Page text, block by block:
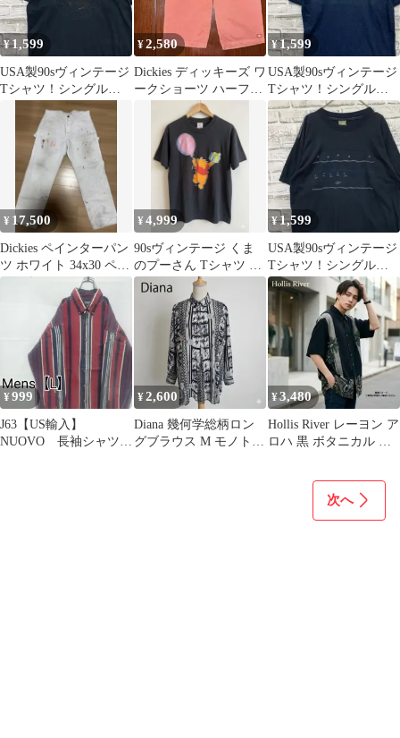
¥1,599
USA製90sヴィンテージ
Tシャツ！シングルス
テッチブラック古着L
¥2,580
Dickies ディッキーズ ワ
ークショーツ ハーフパ
ンツ サーモンピンク L
¥1,599
USA製90sヴィンテージ
Tシャツ！シングルス
テッチネイビー半袖古
着L0423
¥ 17,500
Dickies ペインターパン
ツ ホワイト 34x30 ペイ
¥4,999
90sヴィンテージ くま
のプーさん Tシャツ M
ディズニー古着 黒
¥1,599
USA製90sヴィンテージ
Tシャツ！シングルス
テッチブラック古着M
0630
¥999
J63【US輸入】
NUOVO 長袖シャツ
¥2,600
Diana 幾何学総柄ロン
グブラウス M モノトー
¥3,480
Hollis River レーヨン ア
ロハ 黒 ボタニカル ボ
次へ